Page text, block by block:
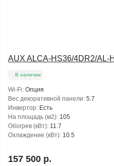
AUX ALCA-HS36/4DR2/AL-
В наличии
Wi-Fi: Опция
Вес декоративной панели: 5.7
Инвертор: Есть
На площадь (м2): 105
Обогрев (кВт): 11.7
Охлаждение (кВт): 10.5
157 500 р.